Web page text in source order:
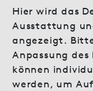
Hier wird das
Ausstattung
angezeigt.
Anpassung des
können
werden, um